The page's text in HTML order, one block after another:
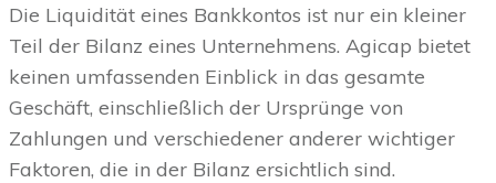
Die Liquidität eines Bankkontos ist nur ein kleiner
Teil der Bilanz eines Unternehmens. Agicap bietet
keinen umfassenden Einblick in das gesamte
Geschäft, einschließlich der Ursprünge von
Zahlungen und verschiedener anderer wichtiger
Faktoren, die in der Bilanz ersichtlich sind.